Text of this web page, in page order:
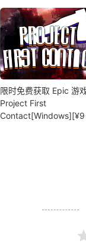
限时免费获取 Epic 游
Project First